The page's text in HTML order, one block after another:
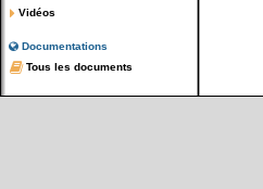
Vidéos
Documentations
Tous les documents